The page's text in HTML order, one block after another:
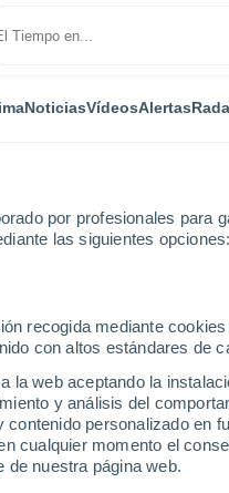
por profesionales para
las siguientes opciones:
recogida mediante
con altos estándares de
la web aceptando la
y análisis del
personalizado en
cualquier momento el
de nuestra página web.
NoticiasVídeosAlertas